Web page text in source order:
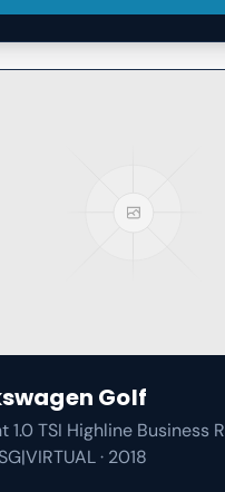
Golf
1.0 TSI Highline Business R
· 2018